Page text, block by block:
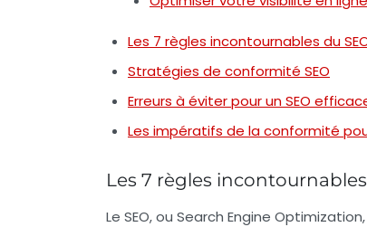
Les 7 règles incontournables du
Stratégies de conformité SEO
Erreurs à éviter pour un SEO
Les impératifs de la conformité
Les 7 règles
Le SEO, ou Search Engine Optimization